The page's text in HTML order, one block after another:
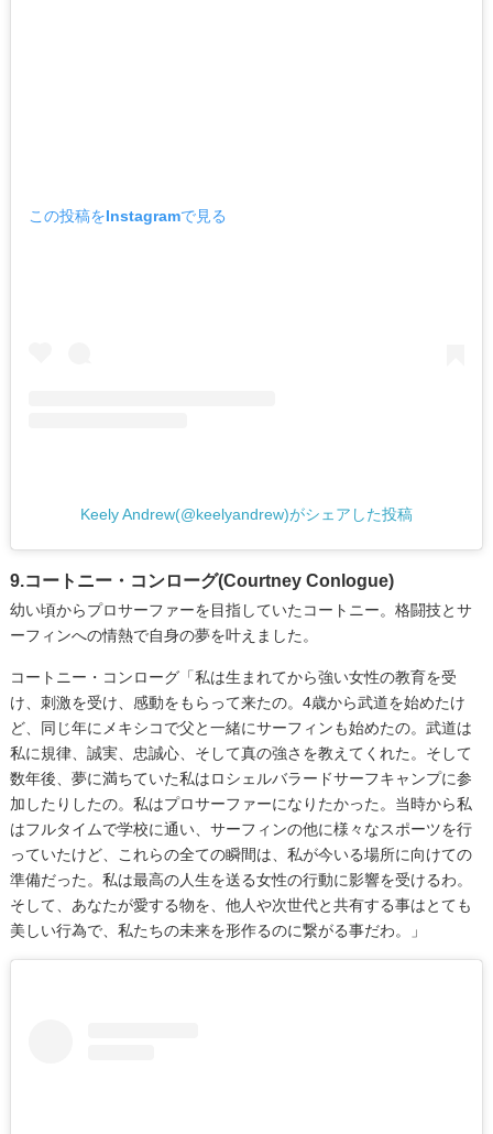
この投稿をInstagramで見る
Keely Andrew(@keelyandrew)がシェアした投稿
9.コートニー・コンローグ(Courtney Conlogue)
幼い頃からプロサーファーを目指していたコートニー。格闘技とサ
ーフィンへの情熱で自身の夢を叶えました。
コートニー・コンローグ「私は生まれてから強い女性の教育を受
け、刺激を受け、感動をもらって来たの。4歳から武道を始めたけ
ど、同じ年にメキシコで父と一緒にサーフィンも始めたの。武道は
私に規律、誠実、忠誠心、そして真の強さを教えてくれた。そして
数年後、夢に満ちていた私はロシェルバラードサーフキャンプに参
加したりしたの。私はプロサーファーになりたかった。当時から私
はフルタイムで学校に通い、サーフィンの他に様々なスポーツを行
っていたけど、これらの全ての瞬間は、私が今いる場所に向けての
準備だった。私は最高の人生を送る女性の行動に影響を受けるわ。
そして、あなたが愛する物を、他人や次世代と共有する事はとても
美しい行為で、私たちの未来を形作るのに繋がる事だわ。」